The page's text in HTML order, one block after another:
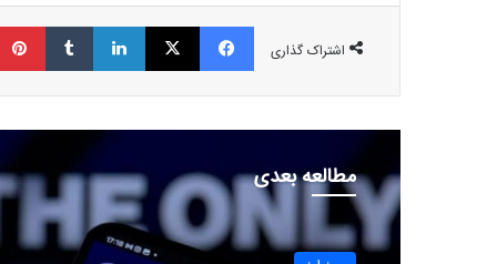
اشتراک گذاری
فیسبوک ایکس لینکداین تامبلر
مطالعه بعدی